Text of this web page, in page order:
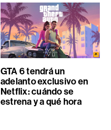
GTA 6 tendrá un
adelanto exclusivo en
Netflix: cuándo se
estrena y a qué hora